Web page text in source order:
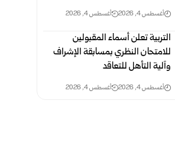
أغسطس 4, 2026 أغسطس 4, 2026
التربية تعلن أسماء المقبولين
للامتحان النظري بمسابقة الإشراف
وآلية التأهل للتعاقد
أغسطس 4, 2026 أغسطس 4, 2026